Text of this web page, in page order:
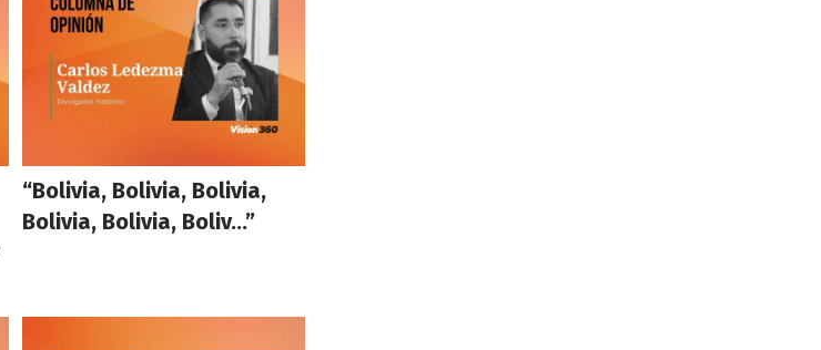
“Bolivia, Bolivia, Bolivia,
Bolivia, Bolivia, Boliv…”